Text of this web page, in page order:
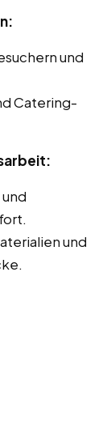
und
Catering-
und